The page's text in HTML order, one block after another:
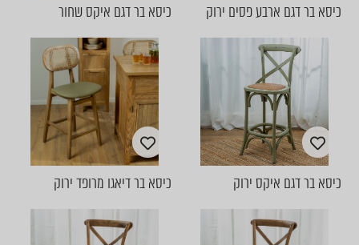
כיסא בר דגם ארבע פסים ירוק כיסא בר דגם איקס שחור
כיסא בר דגם איקס ירוק כיסא בר דיאגו מרופד ירוק